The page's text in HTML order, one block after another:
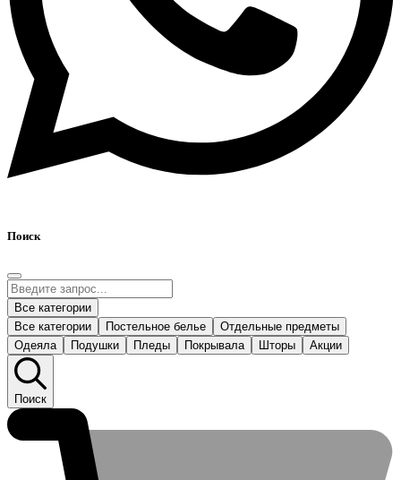
Поиск
Все категории
Все категории
Постельное белье
Отдельные предметы
Одеяла
Подушки Пледы Покрывала Шторы Акции
Поиск